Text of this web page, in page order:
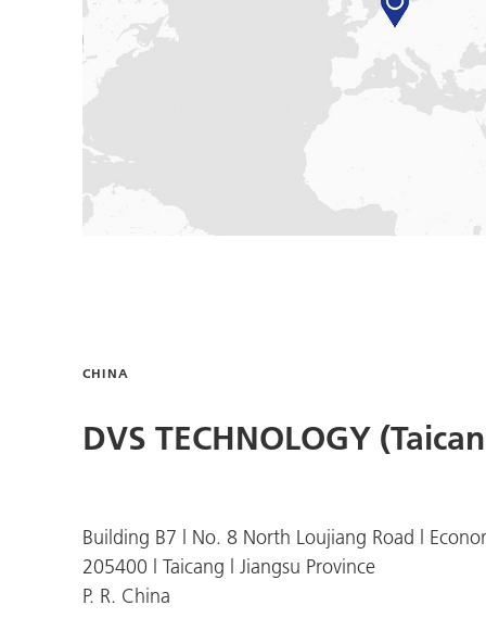
CHINA
DVS TECHNOLOGY
Building B7 l No. 8 North Loujiang Road l
205400 l Taicang l Jiangsu Province
P. R. China